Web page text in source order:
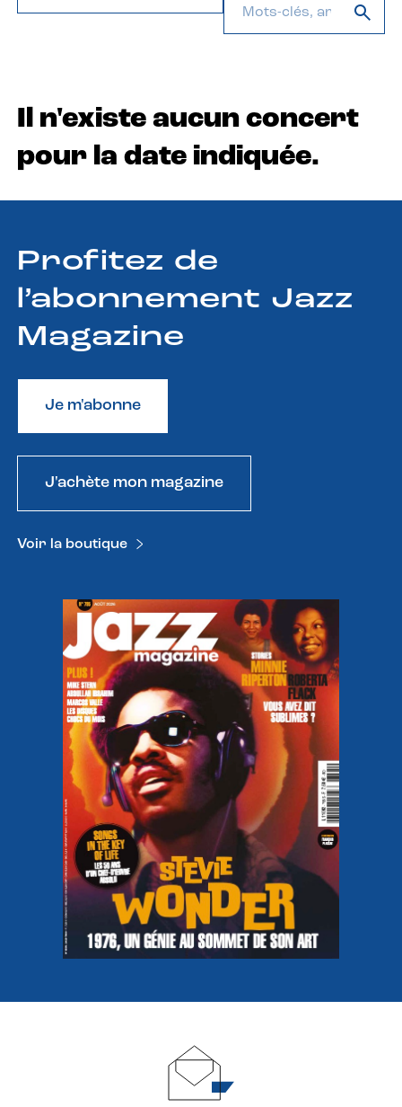
Il n'existe aucun concert
pour la date indiquée.
Profitez de
l’abonnement Jazz
Magazine
Je m'abonne
J'achète mon magazine
Voir la boutique